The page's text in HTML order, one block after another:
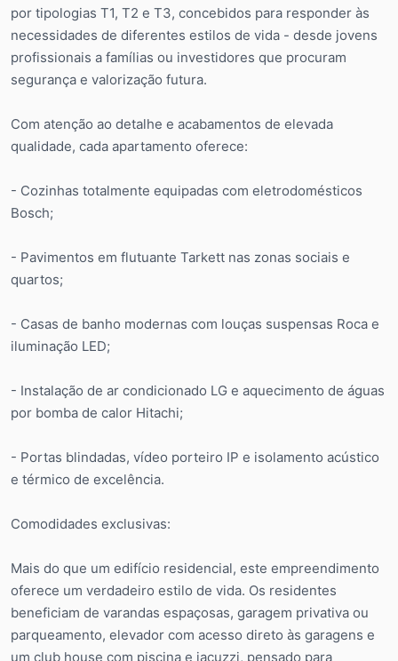
por tipologias T1, T2 e T3, concebidos para responder às
necessidades de diferentes estilos de vida - desde jovens
profissionais a famílias ou investidores que procuram
segurança e valorização futura.
Com atenção ao detalhe e acabamentos de elevada
qualidade, cada apartamento oferece:
- Cozinhas totalmente equipadas com eletrodomésticos
Bosch;
- Pavimentos em flutuante Tarkett nas zonas sociais e
quartos;
- Casas de banho modernas com louças suspensas Roca e
iluminação LED;
- Instalação de ar condicionado LG e aquecimento de águas
por bomba de calor Hitachi;
- Portas blindadas, vídeo porteiro IP e isolamento acústico
e térmico de excelência.
Comodidades exclusivas:
Mais do que um edifício residencial, este empreendimento
oferece um verdadeiro estilo de vida. Os residentes
beneficiam de varandas espaçosas, garagem privativa ou
parqueamento, elevador com acesso direto às garagens e
um club house com piscina e jacuzzi, pensado para